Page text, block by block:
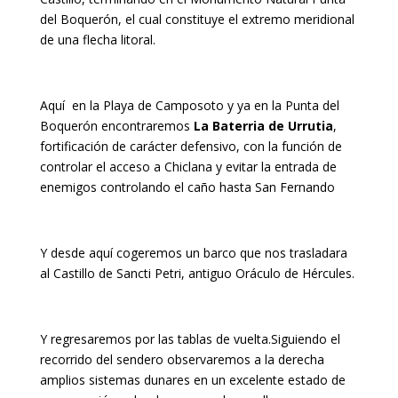
del Boquerón, el cual constituye el extremo meridional
de una flecha litoral.
Aquí en la Playa de Camposoto y ya en la Punta del
Boquerón encontraremos La Baterria de Urrutia,
fortificación de carácter defensivo, con la función de
controlar el acceso a Chiclana y evitar la entrada de
enemigos controlando el caño hasta San Fernando
Y desde aquí cogeremos un barco que nos trasladara
al Castillo de Sancti Petri, antiguo Oráculo de Hércules.
Y regresaremos por las tablas de vuelta.Siguiendo el
recorrido del sendero observaremos a la derecha
amplios sistemas dunares en un excelente estado de